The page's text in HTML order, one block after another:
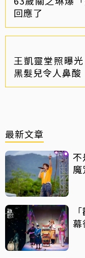
回應了
王凱靈堂照曝
黑髮兒令人鼻酸
最新文章
不
魔